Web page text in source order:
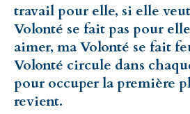
travail pour elle, si elle
Volonté se fait pas pour
aimer, ma Volonté se fait
Volonté circule dans
pour occuper la première
revient.